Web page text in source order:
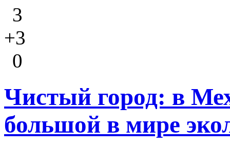
3
+3
0
Чистый город: в
большой в мире